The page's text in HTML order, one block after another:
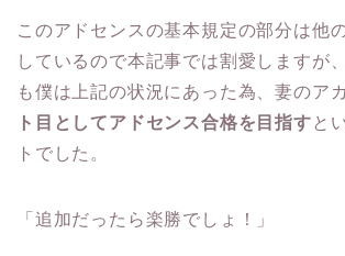
このアドセンスの基本規定の部分は他
しているので本記事では割愛しますが
も僕は上記の状況にあった為、妻のア
ト目としてアドセンス合格を目指す と
トでした。
「追加だったら楽勝でしょ！」